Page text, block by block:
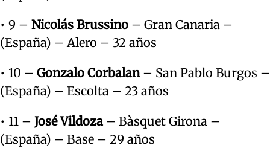
• 9 – Nicolás Brussino – Gran Canaria –
(España) – Alero – 32 años
• 10 – Gonzalo Corbalan– San Pablo Burgos –
(España) – Escolta – 23 años
• 11 – José Vildoza – Bàsquet Girona –
(España) – Base – 29 años